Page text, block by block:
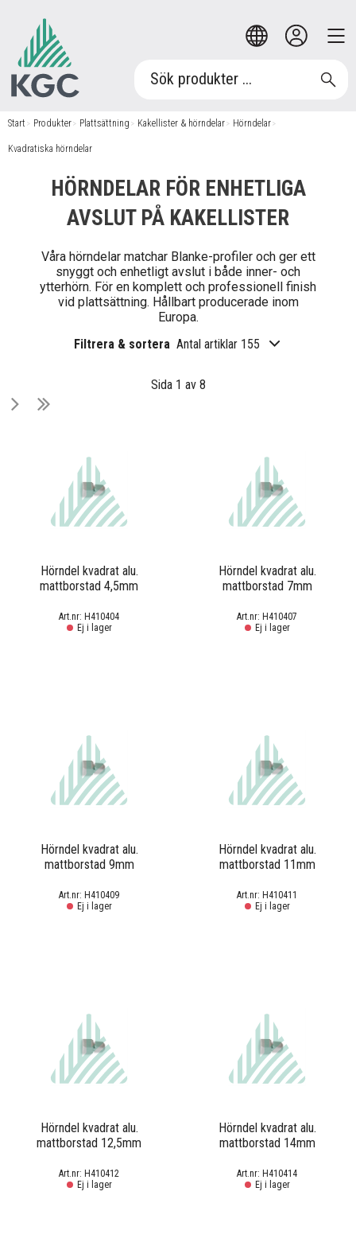
Start / Produkter / Plattsättning / Kakellister & hörndelar / Hörndelar /
Kvadratiska hörndelar
HÖRNDELAR FÖR ENHETLIGA
AVSLUT PÅ KAKELLISTER
Våra hörndelar matchar Blanke-profiler och ger ett
snyggt och enhetligt avslut i både inner- och
ytterhörn. För en komplett och professionell finish
vid plattsättning. Hållbart producerade inom
Europa.
Filtrera & sortera Antal artiklar 155
Sida 1 av 8
Hörndel kvadrat alu.
mattborstad 4,5mm
H410404
Ej i lager
Hörndel kvadrat alu.
mattborstad 7mm
H410407
Ej i lager
Hörndel kvadrat alu.
mattborstad 9mm
H410409
Ej i lager
Hörndel kvadrat alu.
mattborstad 11mm
H410411
Ej i lager
Hörndel kvadrat alu.
mattborstad 12,5mm
H410412
Ej i lager
Hörndel kvadrat alu.
mattborstad 14mm
H410414
Ej i lager